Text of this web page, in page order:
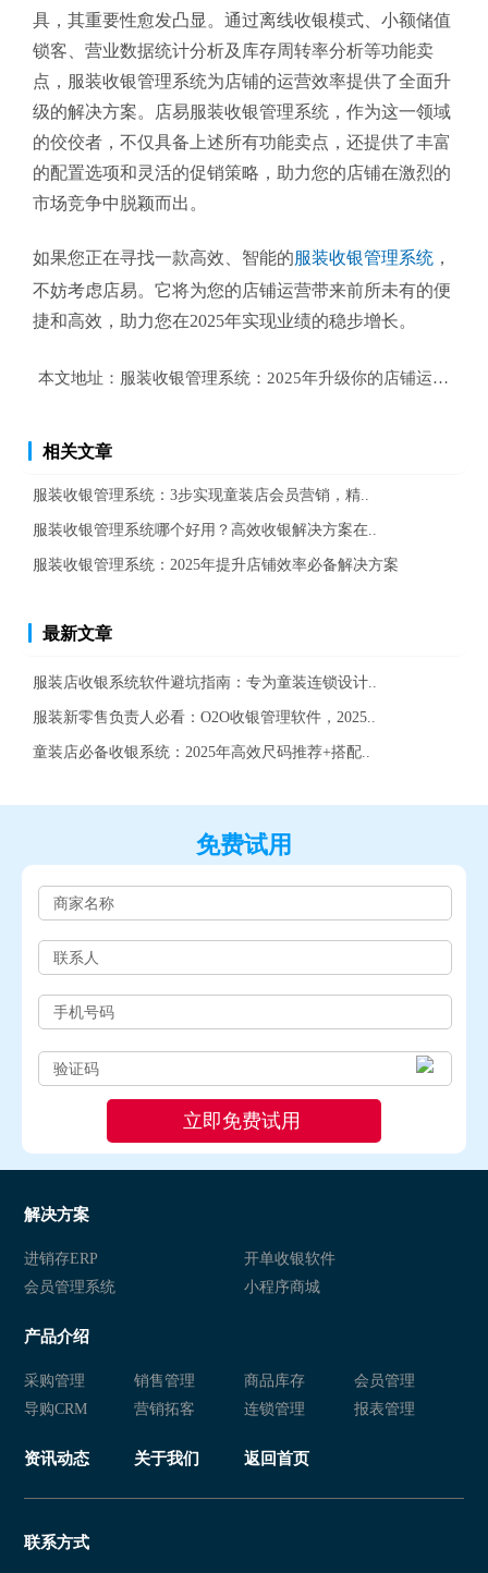
具，其重要性愈发凸显。通过离线收银模式、小额储值
锁客、营业数据统计分析及库存周转率分析等功能卖
点，服装收银管理系统为店铺的运营效率提供了全面升
级的解决方案。店易服装收银管理系统，作为这一领域
的佼佼者，不仅具备上述所有功能卖点，还提供了丰富
的配置选项和灵活的促销策略，助力您的店铺在激烈的
市场竞争中脱颖而出。
如果您正在寻找一款高效、智能的服装收银管理系统 ，
不妨考虑店易。它将为您的店铺运营带来前所未有的便
捷和高效，助力您在2025年实现业绩的稳步增长。
本文地址： 服装收银管理系统：2025年升级你的店铺运营效率
相关文章
服装收银管理系统：3步实现童装店会员营销，精..
服装收银管理系统哪个好用？高效收银解决方案在..
服装收银管理系统：2025年提升店铺效率必备解决方案
最新文章
服装店收银系统软件避坑指南：专为童装连锁设计..
服装新零售负责人必看：O2O收银管理软件，2025..
童装店必备收银系统：2025年高效尺码推荐+搭配..
免费试用
解决方案
进销存ERP
开单收银软件
会员管理系统
小程序商城
产品介绍
采购管理 销售管理 商品库存
会员管理
导购CRM
营销拓客 连锁管理 报表管理
资讯动态 关于我们 返回首页
联系方式